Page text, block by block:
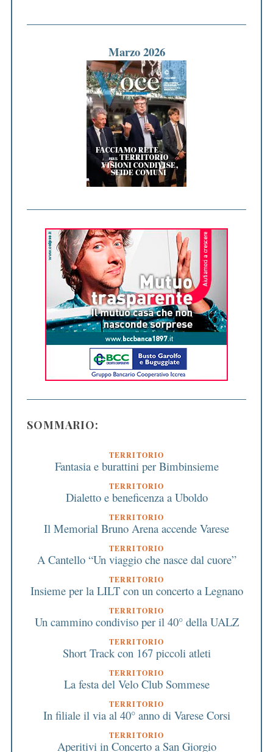
Marzo 2026
SOMMARIO:
TERRITORIO
Fantasia e burattini per Bimbinsieme
TERRITORIO
Dialetto e beneficenza a Uboldo
TERRITORIO
Il Memorial Bruno Arena accende Varese
TERRITORIO
A Cantello “Un viaggio che nasce dal cuore”
TERRITORIO
Insieme per la LILT con un concerto a Legnano
TERRITORIO
Un cammino condiviso per il 40° della UALZ
TERRITORIO
Short Track con 167 piccoli atleti
TERRITORIO
La festa del Velo Club Sommese
TERRITORIO
In filiale il via al 40° anno di Varese Corsi
TERRITORIO
Aperitivi in Concerto a San Giorgio